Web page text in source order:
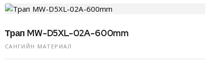
Трап MW-D5XL-02A-600mm
САНГИЙН МАТЕРИАЛ